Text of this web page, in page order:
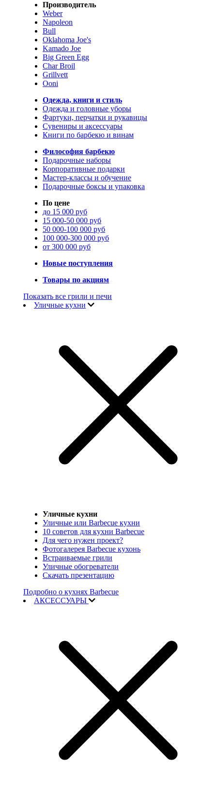
Производитель
Weber
Napoleon
Bull
Oklahoma Joe's
Kamado Joe
Big Green Egg
Char Broil
Grillvett
Ooni
Одежда, книги и стиль
Одежда и головные уборы
Фартуки, перчатки и рукавицы
Сувениры и аксессуары
Книги по барбекю и винам
Философия барбекю
Подарочные наборы
Корпоративные подарки
Мастер-классы и обучение
Подарочные боксы и упаковка
По цене
до 15 000 руб
15 000-50 000 руб
50 000-100 000 руб
100 000-300 000 руб
от 300 000 руб
Новые поступления
Товары по акциям
Показать все грили и печи
Уличные кухни
Уличные кухни
Уличные или Barbecue кухни
10 советов для кухни Barbecue
Для чего нужен проект?
Фотогалерея Barbecue кухонь
Встраиваемые грили
Уличные обогреватели
Скачать презентацию
Подробно о кухнях Barbecue
АКСЕССУАРЫ